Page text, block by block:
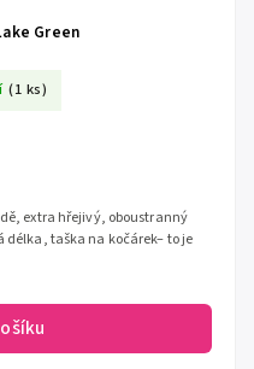
Green
(1 ks)
extra hřejivý, oboustranný
taška na kočárek– to je